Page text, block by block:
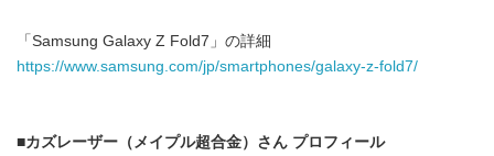
「Samsung Galaxy Z Fold7」の詳細
https://www.samsung.com/jp/smartphones/galaxy-z-fold7/
■カズレーザー（メイプル超合金）さん プロフィール